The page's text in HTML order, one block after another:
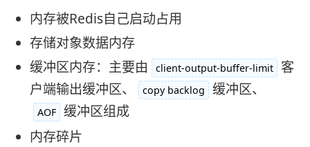
内存被Redis自己启动占用
存储对象数据内存
缓冲区内存：主要由
client-output-buffer-limit 客
户端输出缓冲区、
copy backlog 缓冲区、
AOF 缓冲区组成
内存碎片